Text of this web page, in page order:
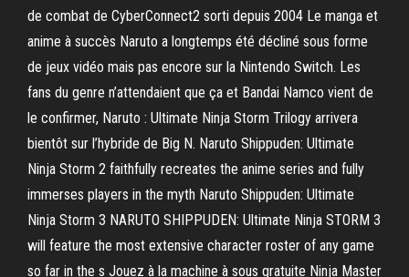
de combat de CyberConnect2 sorti depuis 2004 Le manga et
anime à succès Naruto a longtemps été décliné sous forme
de jeux vidéo mais pas encore sur la Nintendo Switch. Les
fans du genre n’attendaient que ça et Bandai Namco vient de
le confirmer, Naruto : Ultimate Ninja Storm Trilogy arrivera
bientôt sur l’hybride de Big N. Naruto Shippuden: Ultimate
Ninja Storm 2 faithfully recreates the anime series and fully
immerses players in the myth Naruto Shippuden: Ultimate
Ninja Storm 3 NARUTO SHIPPUDEN: Ultimate Ninja STORM 3
will feature the most extensive character roster of any game
so far in the s Jouez à la machine à sous gratuite Ninja Master